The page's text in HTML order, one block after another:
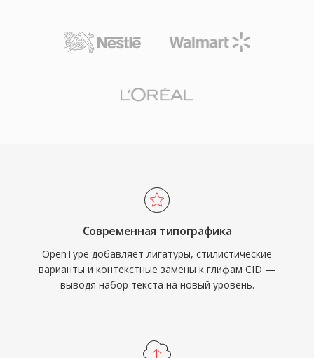
Современная типографика
OpenType добавляет лигатуры, стилистические
варианты и контекстные замены к глифам CID —
выводя набор текста на новый уровень.